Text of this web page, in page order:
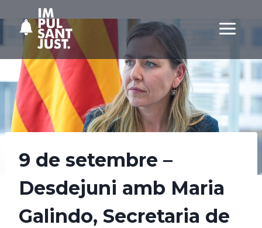
al
contingut
9 de setembre –
Desdejuni amb Maria
Galindo, Secretaria de